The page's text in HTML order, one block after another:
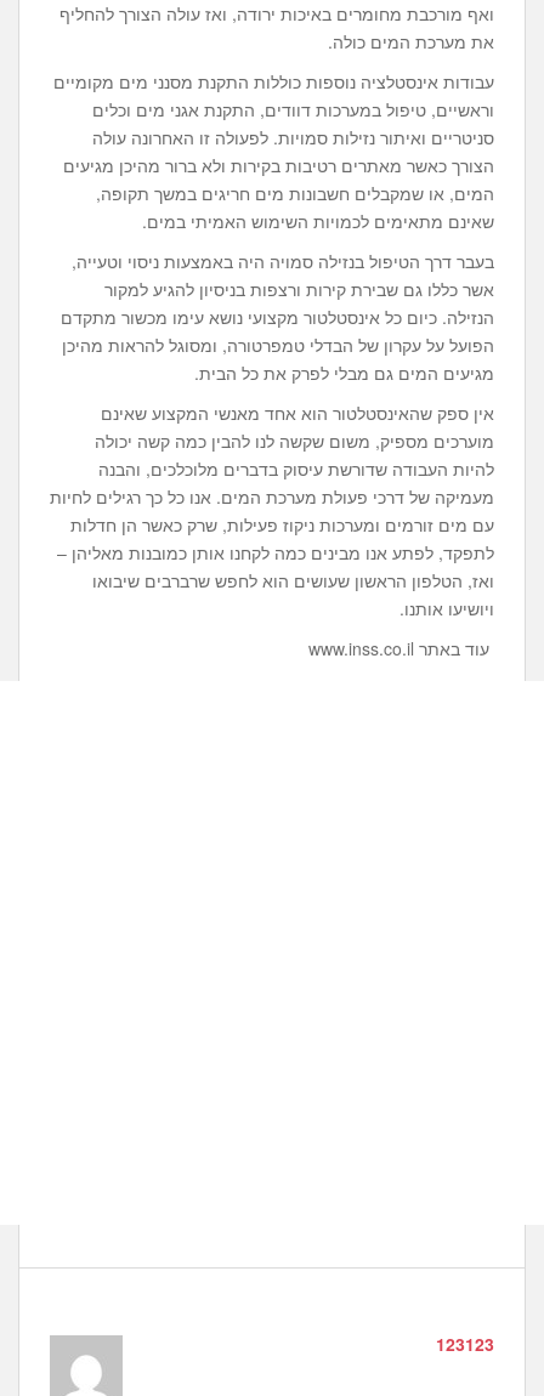
ואף מורכבת מחומרים באיכות ירודה, ואז עולה הצורך להחליף
את מערכת המים כולה.
עבודות אינסטלציה נוספות כוללות התקנת מסנני מים מקומיים
וראשיים, טיפול במערכות דוודים, התקנת אגני מים וכלים
סניטריים ואיתור נזילות סמויות. לפעולה זו האחרונה עולה
הצורך כאשר מאתרים רטיבות בקירות ולא ברור מהיכן מגיעים
המים, או שמקבלים חשבונות מים חריגים במשך תקופה,
שאינם מתאימים לכמויות השימוש האמיתי במים.
בעבר דרך הטיפול בנזילה סמויה היה באמצעות ניסוי וטעייה,
אשר כללו גם שבירת קירות ורצפות בניסיון להגיע למקור
הנזילה. כיום כל אינסטלטור מקצועי נושא עימו מכשור מתקדם
הפועל על עקרון של הבדלי טמפרטורה, ומסוגל להראות מהיכן
מגיעים המים גם מבלי לפרק את כל הבית.
אין ספק שהאינסטלטור הוא אחד מאנשי המקצוע שאינם
מוערכים מספיק, משום שקשה לנו להבין כמה קשה יכולה
להיות העבודה שדורשת עיסוק בדברים מלוכלכים, והבנה
מעמיקה של דרכי פעולת מערכת המים. אנו כל כך רגילים לחיות
עם מים זורמים ומערכות ניקוז פעילות, שרק כאשר הן חדלות
לתפקד, לפתע אנו מבינים כמה לקחנו אותן כמובנות מאליהן –
ואז, הטלפון הראשון שעושים הוא לחפש שרברבים שיבואו
ויושיעו אותנו.
עוד באתר www.inss.co.il
123123